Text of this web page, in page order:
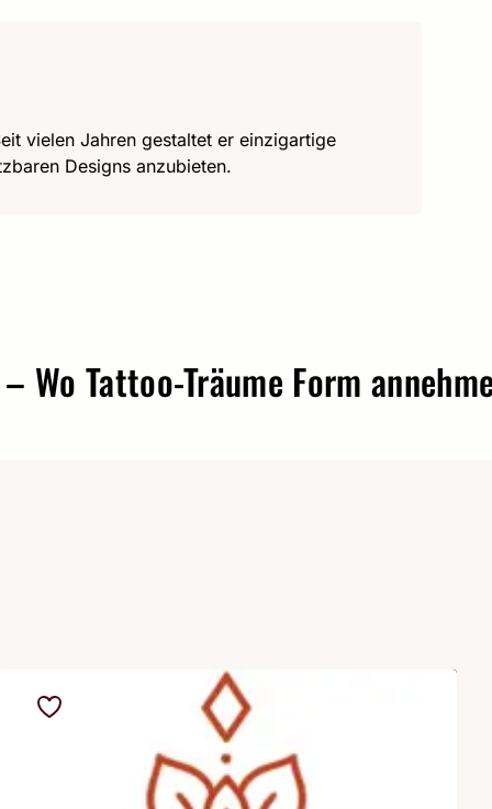
vielen Jahren gestaltet er einzigartige
Designs anzubieten.
Träume Form annehmen.